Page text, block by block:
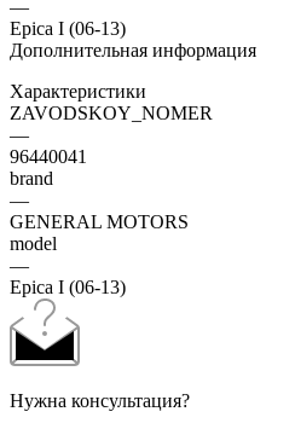
—
Epica I (06-13)
Дополнительная информация
Характеристики
ZAVODSKOY_NOMER
—
96440041
brand
—
GENERAL MOTORS
model
—
Epica I (06-13)
Нужна консультация?